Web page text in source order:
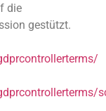
die
gestützt.